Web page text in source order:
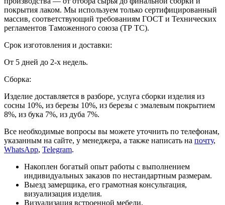
покрытия лаком. Мы используем только сертифицированный
массив, соответствующий требованиям ГОСТ и Технических
регламентов Таможенного союза (ТР ТС).
Срок изготовления и доставки:
От 5 дней до 2-х недель.
Сборка:
Изделие доставляется в разборе, услуга сборки изделия из
сосны 10%, из березы 10%, из березы с эмалевым покрытием
8%, из бука 7%, из дуба 7%.
Все необходимые вопросы вы можете уточнить по телефонам,
указанным на сайте, у менеджера, а также написать на почту,
WhatsApp, Telegram.
Накоплен богатый опыт работы с выполнением
индивидуальных заказов по нестандартным размерам.
Выезд замерщика, его грамотная консультация,
визуализация изделия.
Визуализация встроенной мебели.